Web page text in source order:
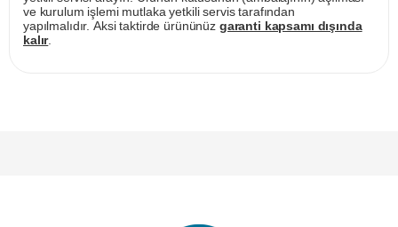
ve kurulum işlemi mutlaka yetkili servis tarafından
yapılmalıdır. Aksi taktirde ürününüz garanti kapsamı dışında
kalır.